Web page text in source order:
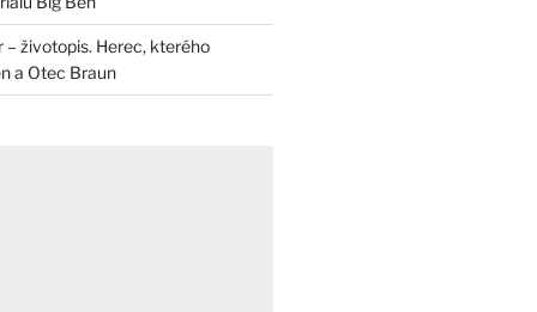
– životopis. Herec, kterého
a Otec Braun